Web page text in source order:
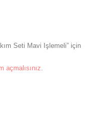
Seti Mavi Işlemeli” için
açmalısınız